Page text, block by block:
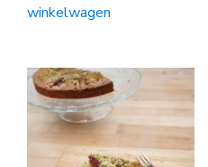
winkelwagen